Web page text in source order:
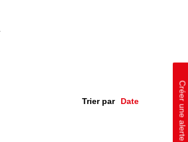
Créer une alerte
Trier par